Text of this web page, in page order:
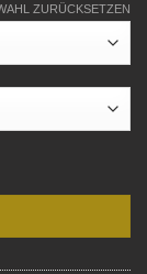
ZURÜCKSETZEN
Loxone